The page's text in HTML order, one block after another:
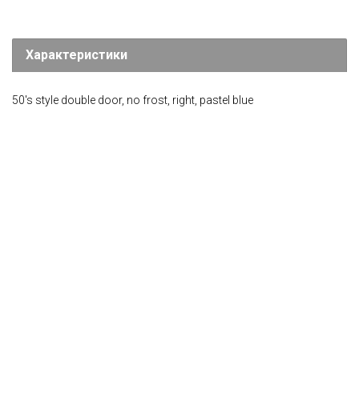
Характеристики
50's style double door, no frost, right, pastel blue